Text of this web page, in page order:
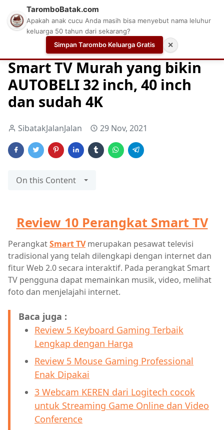
Monitor Smarthome
Smart TV Murah yang bikin
AUTOBELI 32 inch, 40 inch
dan sudah 4K
SibatakJalanJalan 29 Nov, 2021
On this Content
Review 10 Perangkat Smart TV
PerangkatSmart TVmerupakan pesawat televisi
tradisional yang telah dilengkapi dengan internet dan
fitur Web 2.0 secara interaktif. Pada perangkat Smart
TV pengguna dapat memainkan musik, video, melihat
foto dan menjelajahi internet.
Baca juga :
Review 5 Keyboard Gaming Terbaik
Lengkap dengan Harga
Review 5 Mouse Gaming Professional
Enak Dipakai
3 Webcam KEREN dari Logitech cocok
untuk Streaming Game Online dan Video
Conference
TaromboBatak.com
Apakah anak cucu Anda masih bisa menyebut nama leluhur
keluarga 50 tahun dari sekarang?
Simpan Tarombo Keluarga Gratis
✕